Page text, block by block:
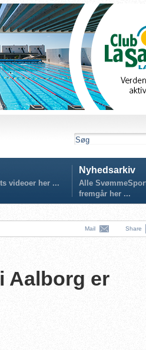
videoer her ...
Nyhedsarkiv
Alle
fremgår her ...
Mail Share
Aalborg er